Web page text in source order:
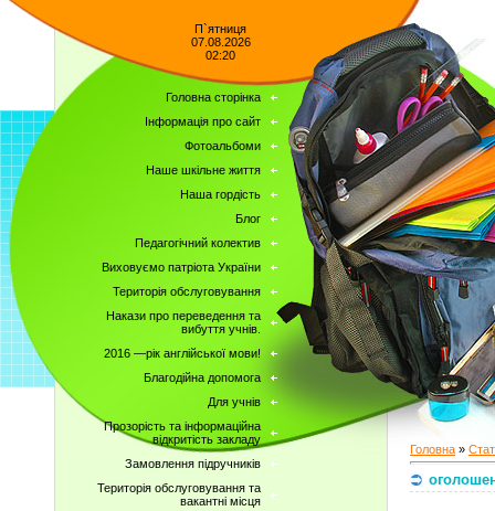
П`ятниця
07.08.2026
02:20
Головна сторінка
Інформація про сайт
Фотоальбоми
Наше шкільне життя
Наша гордість
Блог
Педагогічний колектив
Виховуємо патріота України
Територія обслуговування
Накази про переведення та
вибуття учнів.
2016 —рік англійської мови!
Благодійна допомога
Для учнів
Прозорість та інформаційна
відкритість закладу
Замовлення підручників
Територія обслуговування та
вакантні місця
Головна »